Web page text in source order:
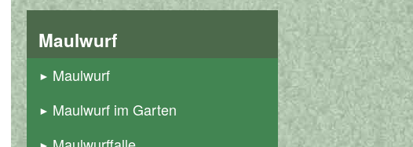
Maulwurf
Maulwurf
Maulwurf im Garten